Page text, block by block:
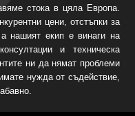
стока в цяла Европа.
цени, отстъпки за
нашият екип е винаги на
и техническа
ни да нямат проблеми
нужда от съдействие,